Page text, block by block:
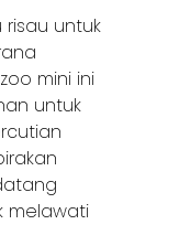
untuk
mini ini
untuk
melawati
Lumpur
Bharu
Kinabalu